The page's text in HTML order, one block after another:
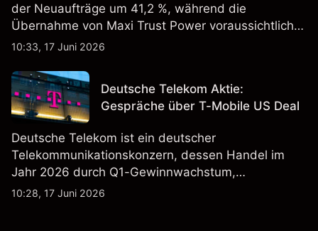
der Neuaufträge um 41,2 %, während die
Übernahme von Maxi Trust Power voraussichtlich
40 Mio. € zum Umsatz von DEUTZ Energy
Vergangenheit ist kein verlässlicher Indikator für
zukünftige Ergebnisse.
10:33, 17 Juni 2026
Deutsche Telekom Aktie:
Gespräche über T-Mobile US Deal
Deutsche Telekom ist ein deutscher
Telekommunikationskonzern, dessen Handel im
Jahr 2026 durch Q1-Gewinnwachstum,
Aktienrückkäufe und Berichte über einen möglichen
10:28, 17 Juni 2026